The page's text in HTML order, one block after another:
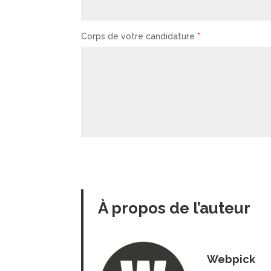
Corps de votre candidature*
À propos de l’auteur
Webpick